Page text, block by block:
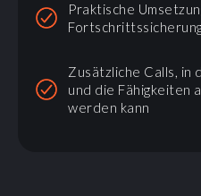
Praktische
Zusätzliche Calls, in
und die Fähigkeiten
werden kann